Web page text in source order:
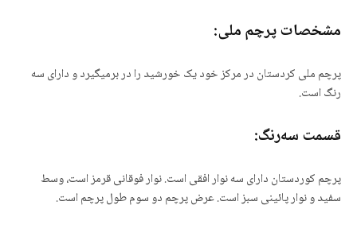
مشخصات پرچم ملی:
پرچم ملی کردستان در مرکز خود یک خورشید را در برمیگیرد و دارای سه
رنگ است.
قسمت سەرنگ:
پرچم کوردستان دارای سه نوار افقی است.نوار فوقانی قرمز است، وسط
سفید و نوار پائینی سبز است.عرض پرچم دو سوم طول پرچم است.